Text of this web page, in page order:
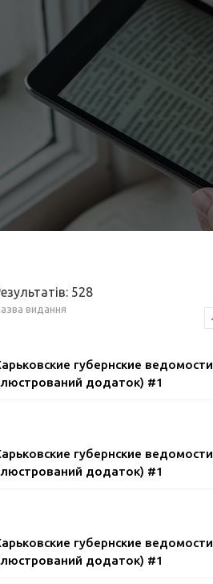
528
видання
губернские ведомости
додаток) #1
губернские ведомости
додаток) #1
губернские ведомости
додаток) #1